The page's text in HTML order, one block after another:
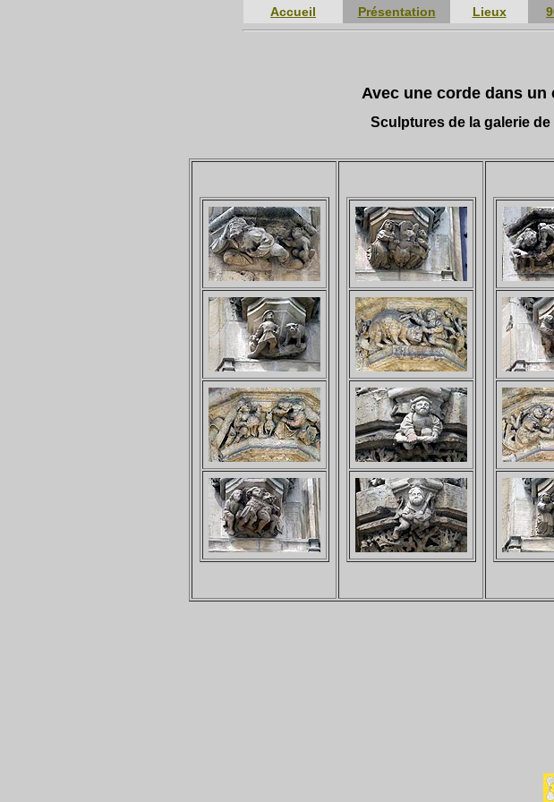
Accueil Présentation Lieux
Avec une corde dans
Sculptures de la galerie